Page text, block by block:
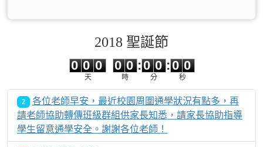
2018 聖誕節
0 0
0
0
天
0
0
0
0
時
:
0
0
0
0
分
:0 0
秒
2
各位老師早安，最近校園周圍通學狀況有點多，再
請老師協助轉傳班級群組供家長知悉，請家長協助指導
學生留意通學安全。謝謝各位老師！